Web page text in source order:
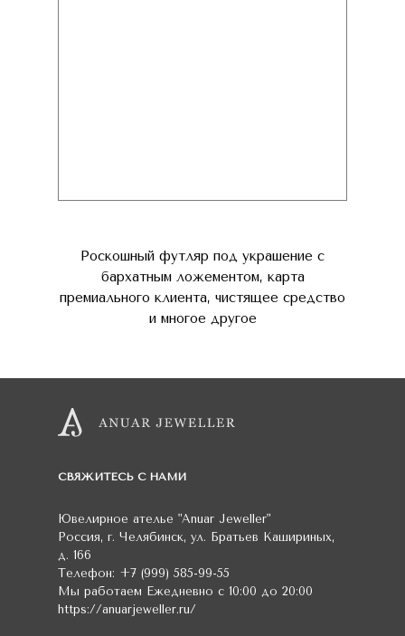
Роскошный футляр под украшение с
бархатным ложементом, карта
премиального клиента, чистящее средство
и многое другое
СВЯЖИТЕСЬ С НАМИ
Ювелирное ателье "Anuar Jeweller"
Россия, г. Челябинск, ул. Братьев Кашириных,
д. 166
Телефон: +7 (999) 585-99-55
Мы работаем Ежедневно с 10:00 до 20:00
https://anuarjeweller.ru/